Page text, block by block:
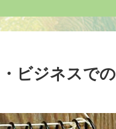
ビジネスでの